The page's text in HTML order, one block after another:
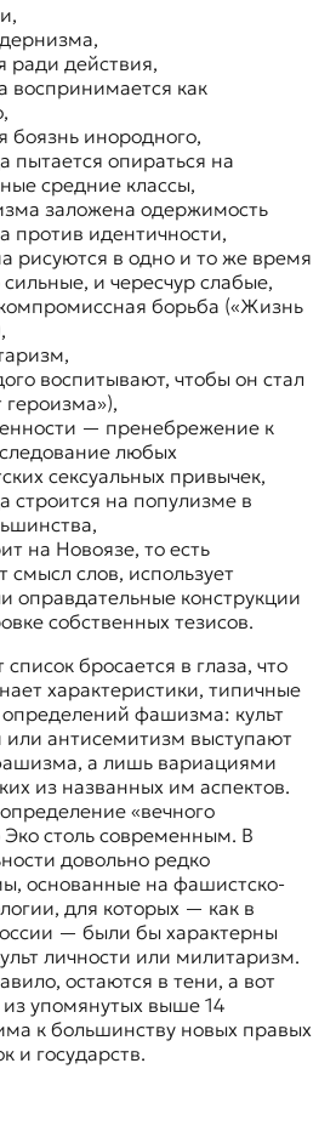
ради действия,
воспринимается как
инородного,
пытается опираться на
средние классы,
заложена одержимость
против идентичности,
рисуются в одно и то же время
сильные, и чересчур слабые,
борьба («Жизнь
воспитывают, чтобы он стал
героизма»),
— пренебрежение к
любых
сексуальных привычек,
строится на популизме в
на Новоязе, то есть
смысл слов, использует
оправдательные конструкции
собственных тезисов.
бросается в глаза, что
характеристики, типичные
определений фашизма: культ
антисемитизм выступают
а лишь вариациями
из названных им аспектов.
«вечного
столь современным. В
довольно редко
основанные на фашистско-
для которых — как в
— были бы характерны
личности или милитаризм.
остаются в тени, а вот
из упомянутых выше 14
к большинству новых правых
и государств.